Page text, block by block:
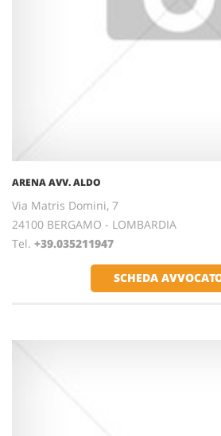
ARENA AVV. ALDO
Via Matris Domini, 7
24100 BERGAMO - LOMBARDIA
Tel. +39.035211947
SCHEDA